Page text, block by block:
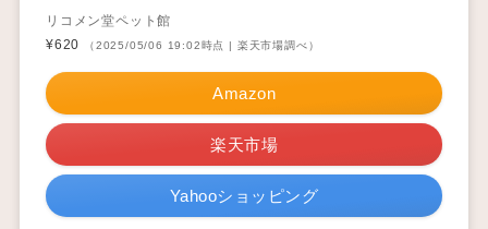
リコメン堂ペット館
¥620
（2025/05/06 19:02時点 | 楽天市場調べ）
Amazon
楽天市場
Yahooショッピング